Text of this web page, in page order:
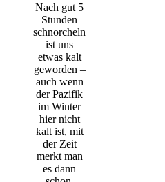
Nach gut 5
Stunden
schnorcheln
ist uns
etwas kalt
geworden –
auch wenn
der Pazifik
im Winter
hier nicht
kalt ist, mit
der Zeit
merkt man
es dann